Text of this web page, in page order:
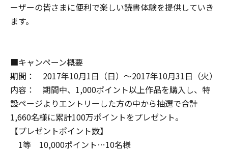
ーザーの皆さまに便利で楽しい読書体験を提供していき
ます。
■キャンペーン概要
期間： 2017年10月1日（日）～2017年10月31日（火）
内容： 期間中、1,000ポイント以上作品を購入し、特
設ページよりエントリーした方の中から抽選で合計
1,660名様に累計100万ポイントをプレゼント。
【プレゼントポイント数】
1等 10,000ポイント…10名様